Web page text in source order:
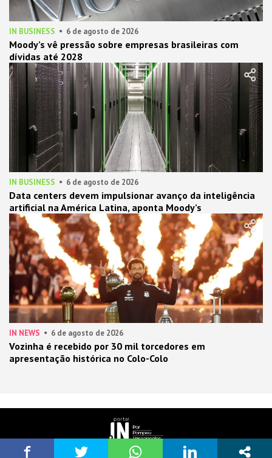
IN BUSINESS 6 de agosto de 2026
Moody’s vê pressão sobre empresas brasileiras com
dívidas até 2028
IN BUSINESS 6 de agosto de 2026
Data centers devem impulsionar avanço da inteligência
artificial na América Latina, aponta Moody’s
IN NEWS 6 de agosto de 2026
Vozinha é recebido por 30 mil torcedores em
apresentação histórica no Colo-Colo